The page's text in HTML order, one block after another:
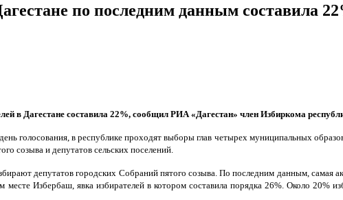
по последним данным составила
в Дагестане составила 22%, сообщил РИА «Дагестан» член Избиркома
голосования, в республике проходят выборы глав четырех муниципальных
созыва и депутатов сельских поселений.
депутатов городских Собраний пятого созыва. По последним данным, самая
Избербаш, явка избирателей в котором составила порядка 26%. Около 20%